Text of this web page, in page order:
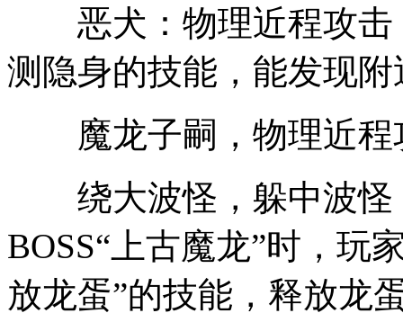
恶犬：物理近程攻击
测隐身的技能，能发现
魔龙子嗣，物理近程
绕大波怪，躲中波怪
BOSS“上古魔龙”时，玩
放龙蛋”的技能，释放龙